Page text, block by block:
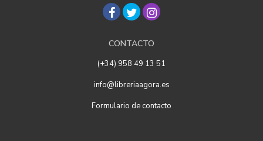
CONTACTO
(+34) 958 49 13 51
info@libreriaagora.es
Formulario de contacto